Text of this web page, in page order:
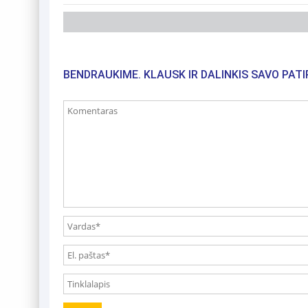
BENDRAUKIME. KLAUSK IR DALINKIS SAVO